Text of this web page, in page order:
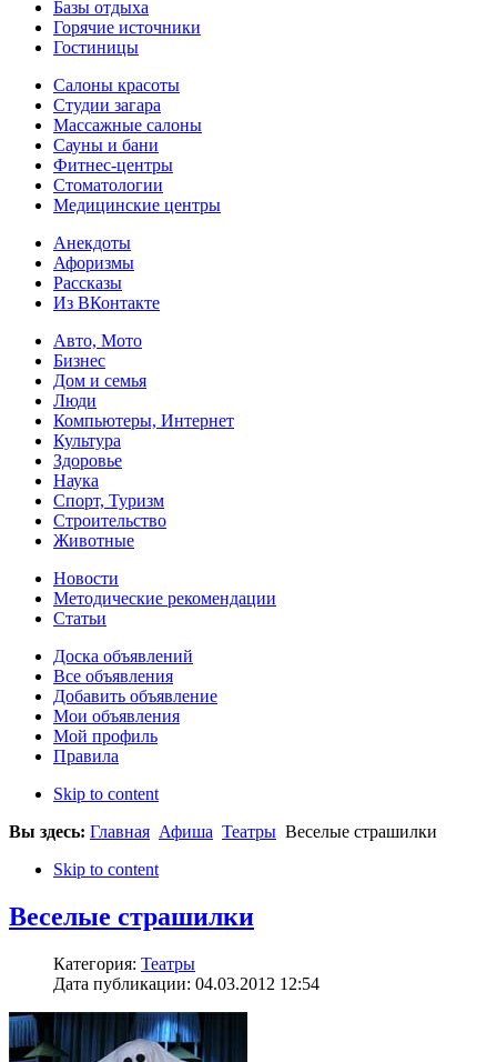
Базы отдыха
Горячие источники
Гостиницы
Салоны красоты
Студии загара
Массажные салоны
Сауны и бани
Фитнес-центры
Стоматологии
Медицинские центры
Анекдоты
Афоризмы
Рассказы
Из ВКонтакте
Авто, Мото
Бизнес
Дом и семья
Люди
Компьютеры, Интернет
Культура
Здоровье
Наука
Спорт, Туризм
Строительство
Животные
Новости
Методические рекомендации
Статьи
Доска объявлений
Все объявления
Добавить объявление
Мои объявления
Мой профиль
Правила
Skip to content
Вы здесь: Главная Афиша Театры Веселые страшилки
Skip to content
Веселые страшилки
Категория: Театры
Дата публикации: 04.03.2012 12:54